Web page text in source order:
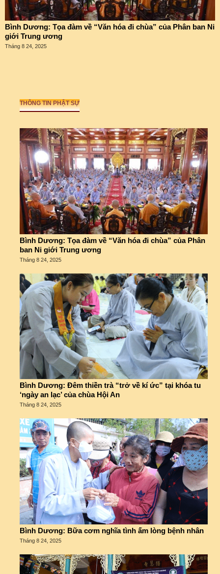
Bình Dương: Tọa đàm về “Văn hóa đi chùa” của Phân ban Ni
giới Trung ương
Tháng 8 24, 2025
THÔNG TIN PHẬT SỰ
Bình Dương: Tọa đàm về “Văn hóa đi chùa” của Phân
ban Ni giới Trung ương
Tháng 8 24, 2025
Bình Dương: Đêm thiền trà “trở về kí ức” tại khóa tu
‘ngày an lạc’ của chùa Hội An
Tháng 8 24, 2025
Bình Dương: Bữa cơm nghĩa tình ấm lòng bệnh nhân
Tháng 8 24, 2025